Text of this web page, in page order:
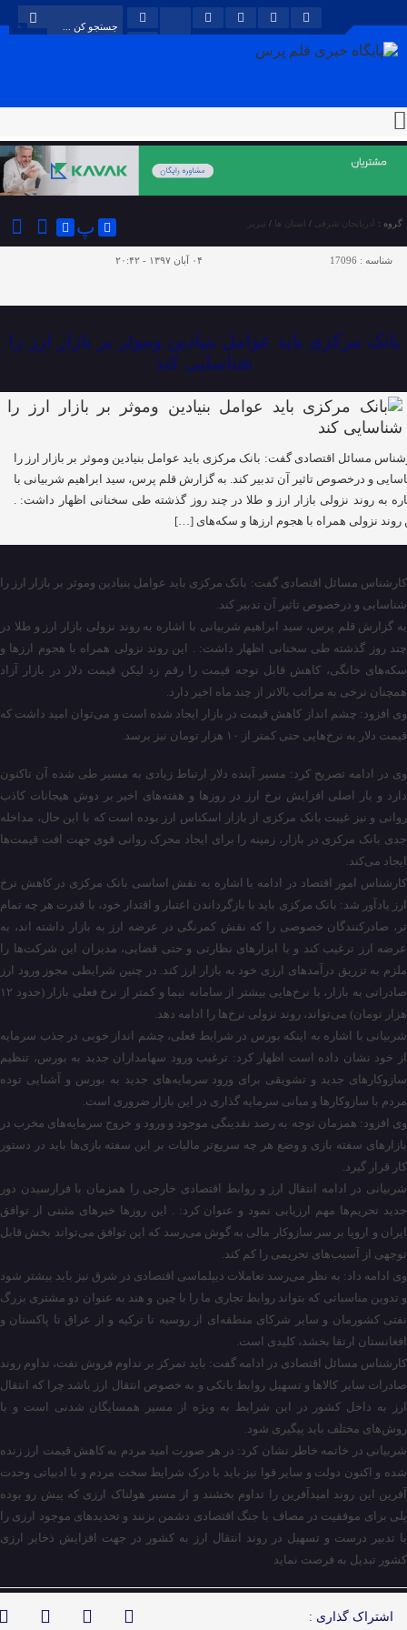
گروه : آذربایجان شرقی / استان ها / تبریز پ
شناسه : 17096 ۰۴ آبان ۱۳۹۷ - ۲۰:۴۲
بانک مرکزی باید عوامل بنیادین وموثر بر بازار ارز را
شناسایی کند
مسائل اقتصادی گفت: بانک مرکزی باید عوامل بنیادین وموثر بر بازار ارز را
و درخصوص تاثیر آن تدبیر کند. به گزارش قلم پرس، سید ابراهیم شربیانی با
به روند نزولی بازار ارز و طلا در چند روز گذشته طی سخنانی اظهار داشت: .
روند نزولی همراه با هجوم ارز‌ها و سکه‌های […]
کارشناس مسائل اقتصادی گفت: بانک مرکزی باید عوامل بنیادین وموثر بر بازار ارز را
شناسایی و درخصوص تاثیر آن تدبیر کند.
به گزارش قلم پرس، سید ابراهیم شربیانی با اشاره به روند نزولی بازار ارز و طلا در
چند روز گذشته طی سخنانی اظهار داشت: . این روند نزولی همراه با هجوم ارز‌ها و
سکه‌های خانگی، کاهش قابل توجه قیمت را رقم زد لیکن قیمت دلار در بازار آزاد
همچنان نرخی به مراتب بالاتر از چند ماه اخیر دارد.
وی افزود: چشم انداز کاهش قیمت در بازار ایجاد شده است و می‌توان امید داشت که
قیمت دلار به نرخ‌هایی حتی کمتر از ۱۰ هزار تومان نیز برسد.
وی در ادامه تصریح کرد: مسیر آینده دلار ارتباط زیادی به مسیر طی شده آن تاکنون
دارد و بار اصلی افزایش نرخ ارز در روز‌ها و هفته‌های اخیر بر دوش هیجانات کاذب
روانی و نیز غیبت بانک مرکزی از بازار اسکناس ارز بوده است که با این حال، مداخله
جدی بانک مرکزی در بازار، زمینه را برای ایجاد محرک روانی قوی جهت افت قیمت‌ها
ایجاد می‌کند.
کارشناس امور اقتصاد در ادامه با اشاره به نقش اساسی بانک مرکزی در کاهش نرخ
ارز یادآور شد: بانک مرکزی باید با بازگرداندن اعتبار و اقتدار خود، با قدرت هر چه تمام
تر، صادرکنندگان خصوصی را که نقش کمرنگی در عرضه ارز به بازار داشته اند، به
عرضه ارز ترغیب کند و با ابزار‌های نظارتی و حتی قضایی، مدیران این شرکت‌ها را
ملزم به تزریق درآمد‌های ارزی خود به بازار ارز کند. در چنین شرایطی مجوز ورود ارز
صادراتی به بازار، با نرخ‌هایی بیشتر از سامانه نیما و کمتر از نرخ فعلی بازار (حدود ۱۲
هزار تومان) می‌تواند، روند نزولی نرخ‌ها را ادامه دهد.
شربیانی با اشاره به اینکه بورس در شرایط فعلی، چشم انداز خوبی در جذب سرمایه
از خود نشان داده است اظهار کرد: ترغیب ورود سهامداران جدید به بورس، تنظیم
سازوکار‌های جدید و تشویقی برای ورود سرمایه‌های جدید به بورس و آشنایی توده
مردم با سازوکار‌ها و مبانی سرمایه گذاری در این بازار ضروری است.
وی افزود: همزمان توجه به رصد نقدینگی موجود و ورود و خروج سرمایه‌های مخرب در
بازار‌های سفته بازی و وضع هر چه سریع‌تر مالیات بر این سفته بازی‌ها باید در دستور
کار قرار گیرد.
شربیانی در ادامه انتقال ارز و روابط اقتصادی خارجی را همزمان با فرارسیدن دور
جدید تحریم‌ها مهم ارزیابی نمود و عنوان کرد: . این روز‌ها خبر‌های مثبتی از توافق
ایران و اروپا بر سر سازوکار مالی به گوش می‌رسد که این توافق می‌تواند بخش قابل
توجهی از آسیب‌های تحریمی را کم کند.
وی ادامه داد: به نظر می‌رسد تعاملات دیپلماسی اقتصادی در شرق نیز باید بیشتر شود
و تدوین مناسباتی که بتواند روابط تجاری ما را با چین و هند به عنوان دو مشتری بزرگ
نفتی کشورمان و سایر شرکای منطقه‌ای از روسیه تا ترکیه و از عراق تا پاکستان و
افغانستان ارتقا بخشد، کلیدی است.
کارشناس مسائل اقتصادی در ادامه گفت: باید تمرکز بر تداوم فروش نفت، تداوم روند
صادرات سایر کالا‌ها و تسهیل روابط بانکی و به خصوص انتقال ارز باشد چرا که انتقال
ارز به داخل کشور در این شرایط به ویژه از مسیر همسایگان شدنی است و با
روش‌های مختلف باید پیگیری شود.
شربیانی در خاتمه خاطر نشان کرد: در هر صورت امید مردم به کاهش قیمت ارز زنده
شده و اکنون دولت و سایر قوا نیز باید با درک شرایط سخت مردم و با ادبیاتی وحدت
آفرین این روند امیدآفرین را تداوم بخشند و از مسیر هولناک ارزی که پیش رو بوده
پلی برای موفقیت در مصاف با جنگ اقتصادی دشمن بزنند و تحدیدهای موجود ارزی را
با تدبیر درست و تسهیل در روند انتقال ارز به کشور در جهت افزایش ذخایر ارزی
کشور تبدیل به فرصت نماید
اشتراک گذاری :